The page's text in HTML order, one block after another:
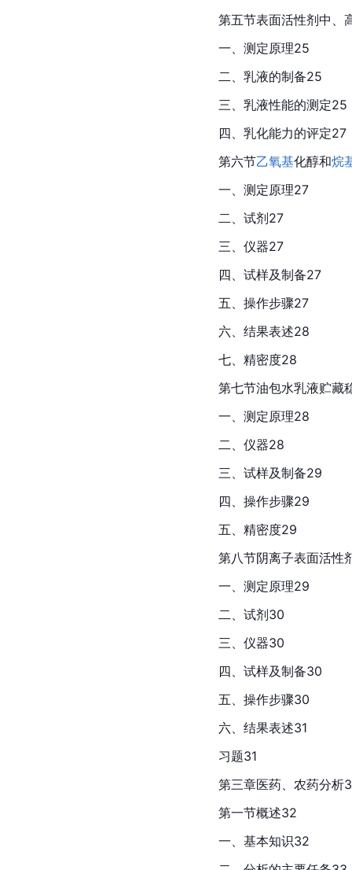
第五节表面活性剂中、
一、测定原理25
二、乳液的制备25
三、乳液性能的测定25
四、乳化能力的评定27
第六节乙氧基化醇和烷
一、测定原理27
二、试剂27
三、仪器27
四、试样及制备27
五、操作步骤27
六、结果表述28
七、精密度28
第七节油包水乳液贮藏
一、测定原理28
二、仪器28
三、试样及制备29
四、操作步骤29
五、精密度29
第八节阴离子表面活性
一、测定原理29
二、试剂30
三、仪器30
四、试样及制备30
五、操作步骤30
六、结果表述31
习题31
第三章医药、农药分析
第一节概述32
一、基本知识32